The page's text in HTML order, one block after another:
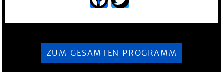
ZUM GESAMTEN PROGRAMM